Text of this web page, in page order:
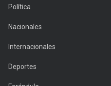
Política
Nacionales
Internacionales
Deportes